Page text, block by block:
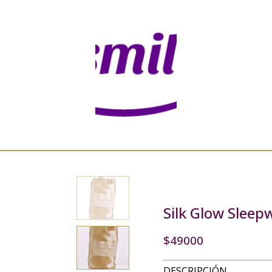
Silk Glow
$49000